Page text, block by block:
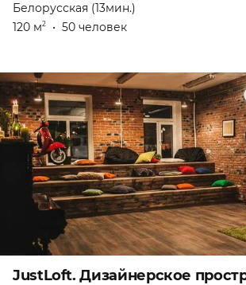
Белорусская (13мин.)
120 м2 • 50 человек
JustLoft. Дизайнерское